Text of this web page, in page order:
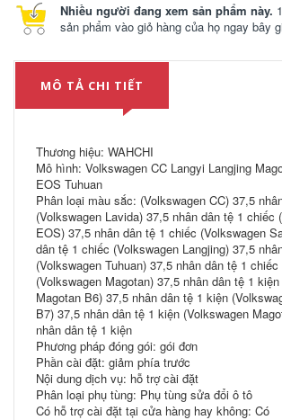
Nhiều người đang xem sản phẩm này.
sản phẩm vào giỏ hàng của họ ngay bây
MÔ TẢ CHI TIẾT
Thương hiệu: WAHCHI
Mô hình: Volkswagen CC Langyi Langjing
EOS Tuhuan
Phân loại màu sắc: (Volkswagen CC) 37,5
(Volkswagen Lavida) 37,5 nhân dân tệ 1 chiếc
EOS) 37,5 nhân dân tệ 1 chiếc (Volkswagen
dân tệ 1 chiếc (Volkswagen Langjing) 37,5
(Volkswagen Tuhuan) 37,5 nhân dân tệ 1
(Volkswagen Magotan) 37,5 nhân dân tệ 1
Magotan B6) 37,5 nhân dân tệ 1 kiện
B7) 37,5 nhân dân tệ 1 kiện (Volkswagen
nhân dân tệ 1 kiện
Phương pháp đóng gói: gói đơn
Phần cài đặt: giảm phía trước
Nội dung dịch vụ: hỗ trợ cài đặt
Phân loại phụ tùng: Phụ tùng sửa đổi ô tô
Có hỗ trợ cài đặt tại cửa hàng hay không: Có